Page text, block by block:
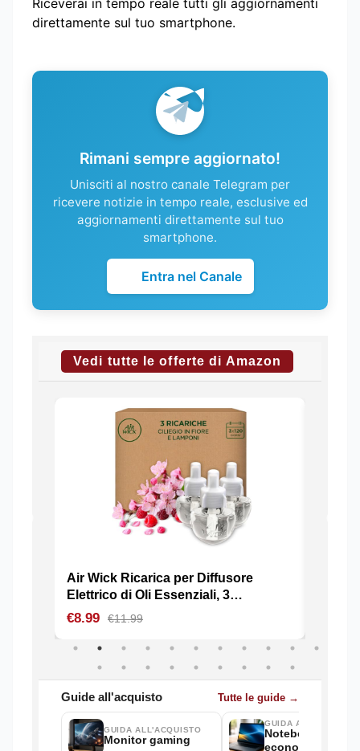
direttamente sul tuo smartphone.
Rimani sempre aggiornato!
Unisciti al nostro canale Telegram per
ricevere notizie in tempo reale, esclusive ed
aggiornamenti direttamente sul tuo
smartphone.
Entra nel Canale